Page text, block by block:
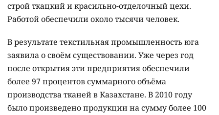
строй ткацкий и красильно-отделочный цехи.
Работой обеспечили около тысячи человек.
В результате текстильная промышленность юга
заявила о своём существовании. Уже через год
после открытия эти предприятия обеспечили
более 97 процентов суммарного объёма
производства тканей в Казахстане. В 2010 году
было произведено продукции на сумму более 100